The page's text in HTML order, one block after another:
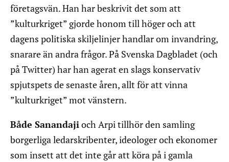
företagsvän. Han har beskrivit det som att
”kulturkriget” gjorde honom till höger och att
dagens politiska skiljelinjer handlar om invandring,
snarare än andra frågor. På Svenska Dagbladet (och
på Twitter) har han agerat en slags konservativ
spjutspets de senaste åren, allt för att vinna
”kulturkriget” mot vänstern.
Både Sanandajioch Arpi tillhör den samling
borgerliga ledarskribenter, ideologer och ekonomer
som insett att det inte går att köra på i gamla